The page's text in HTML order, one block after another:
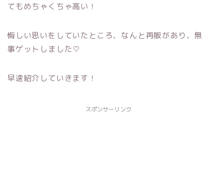
てもめちゃくちゃ高い！
悔しい思いをしていたところ、なんと再販があり、無
事ゲットしました♡
早速紹介していきます！
スポンサーリンク